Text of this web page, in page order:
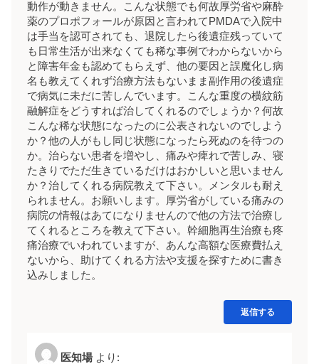
動作が動きません。こんな状態でも何故厚労省や麻酔
薬のプロポフォールが原因と言われてPMDAで入院中
は手当を認可されても、退院したら後遺症残っていて
も日常生活が出来なくても稀な事例でわからないから
と障害年金も認めてもらえず、他の要因と誤魔化し病
名も教えてくれず治療方法もないまま副作用の後遺症
で病気に未だに苦しんでいます。こんな重度の横紋筋
融解症をどうすれば治してくれるのでしょうか？何故
こんな稀な状態になったのに公表されないのでしよう
か？他の人がもし同じ状態になったら死ぬのを待つの
か。治らない患者を増やし、痛みや痺れで苦しみ、寝
たきりでただ生きているだけはおかしいと思いません
か？治してくれる病院教えて下さい。メンタルも耐え
られません。お願いします。厚労省がしている痛みの
病院の情報はあてになりませんので他の方法で治療し
てくれるところを教えて下さい。幹細胞再生治療も疼
痛治療でいわれていますが、あんな高額な医療費払え
ないから、助けてくれる方法や支援を探すために書き
込みしました。
返信する
医知場 より: